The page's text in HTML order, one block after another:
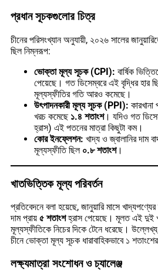
প্রধান সূচকগুলোর চিত্র
চীনের পরিসংখ্যান অনুযায়ী, ২০২৬ সালের
ছিল নিম্নরূপ:
ভোক্তা মূল্য সূচক (CPI): বার্ষিক
পেয়েছে। গত ডিসেম্বরে এই বৃদ্ধির হার
মূল্যস্ফীতির গতি আরও কমেছে।
উৎপাদনকারী মূল্য সূচক (PPI): কারখানা
খরচ কমেছে ১.৪ শতাংশ। যদিও গত
হ্রাস) এই পতনের মাত্রা কিছুটা কম।
কোর ইনফ্লেশন: খাদ্য ও জ্বালানির দাম
মূল্যস্ফীতি ছিল ০.৮ শতাংশ।
খাতভিত্তিক মূল্য পরিবর্তন
প্রতিবেদনে বলা হয়েছে, জানুয়ারি মাসে খাদ্যপণ্যের
দাম প্রায় ৫ শতাংশহ্রাস পেয়েছে। মূলত এই দুই
মূল্যস্ফীতিকে নিচের দিকে টেনে ধরেছে।
চীনে ভোক্তা মূল্য সূচক ধারাবাহিকভাবে ১
লক্ষ্যমাত্রা সংশোধন ও চ্যালেঞ্জ